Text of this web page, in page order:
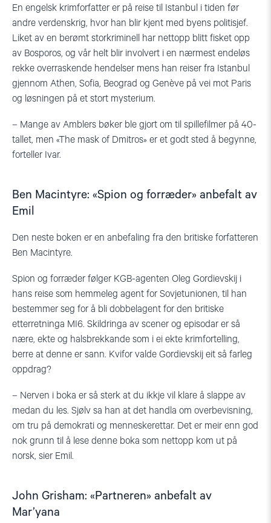
En engelsk krimforfatter er på reise til Istanbul i tiden før
andre verdenskrig, hvor han blir kjent med byens politisjef.
Liket av en berømt storkriminell har nettopp blitt fisket opp
av Bosporos, og vår helt blir involvert i en nærmest endeløs
rekke overraskende hendelser mens han reiser fra Istanbul
gjennom Athen, Sofia, Beograd og Genève på vei mot Paris
og løsningen på et stort mysterium.
– Mange av Amblers bøker ble gjort om til spillefilmer på 40-
tallet, men «The mask of Dmitros» er et godt sted å begynne,
forteller Ivar.
Ben Macintyre: «Spion og forræder» anbefalt av
Emil
Den neste boken er en anbefaling fra den britiske forfatteren
Ben Macintyre.
Spion og forræder følger KGB-agenten Oleg Gordievskij i
hans reise som hemmeleg agent for Sovjetunionen, til han
bestemmer seg for å bli dobbelagent for den britiske
etterretninga MI6. Skildringa av scener og episodar er så
nære, ekte og halsbrekkande som i ei ekte krimfortelling,
berre at denne er sann. Kvifor valde Gordievskij eit så farleg
oppdrag?
– Nerven i boka er så sterk at du ikkje vil klare å slappe av
medan du les. Sjølv sa han at det handla om overbevisning,
om tru på demokrati og menneskerettar. Det er meir enn god
nok grunn til å lese denne boka som nettopp kom ut på
norsk, sier Emil.
John Grisham: «Partneren» anbefalt av
Mar’yana